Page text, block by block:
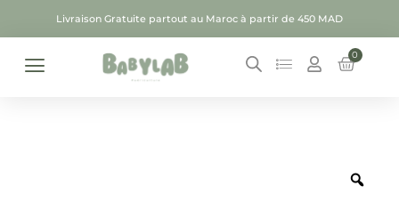
Livraison Gratuite partout au Maroc à partir de 450 MAD
0